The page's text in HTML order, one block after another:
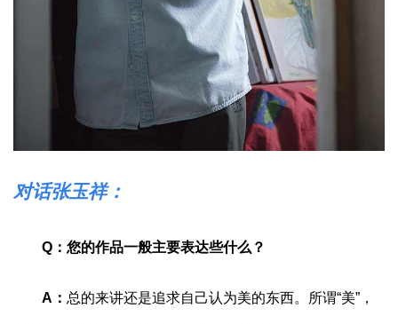
对话张玉祥：
Q：您的作品一般主要表达些什么？
A： 总的来讲还是追求自己认为美的东西。所谓“美”，